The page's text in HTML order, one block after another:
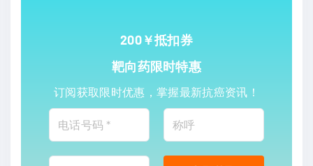
200￥抵扣券
靶向药限时特惠
订阅获取限时优惠，掌握最新抗癌资讯！